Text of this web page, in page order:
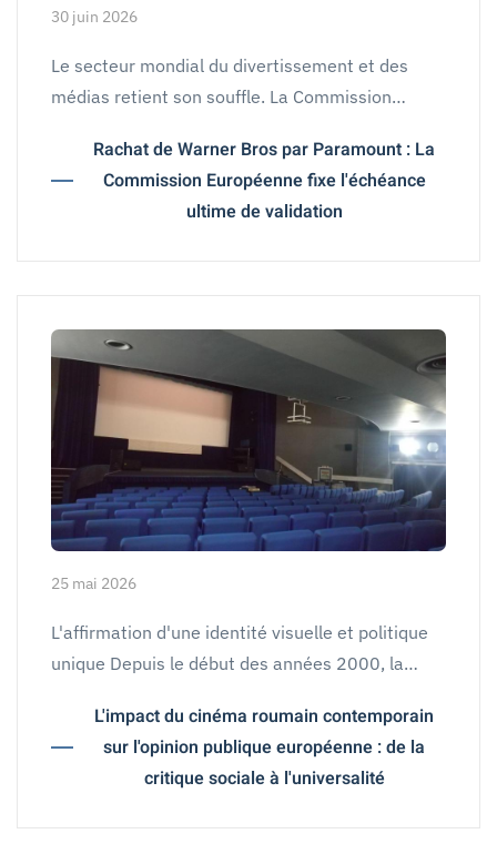
30 juin 2026
Le secteur mondial du divertissement et des
médias retient son souffle. La Commission…
Rachat de Warner Bros par Paramount : La
Commission Européenne fixe l'échéance
ultime de validation
25 mai 2026
L'affirmation d'une identité visuelle et politique
unique Depuis le début des années 2000, la…
L'impact du cinéma roumain contemporain
sur l'opinion publique européenne : de la
critique sociale à l'universalité